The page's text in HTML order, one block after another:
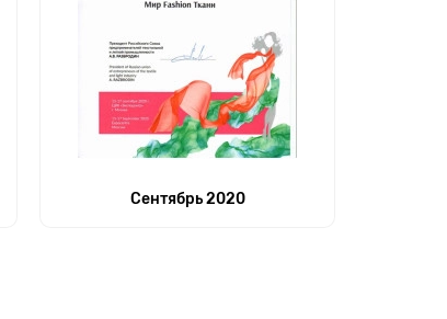
Сентябрь 2020